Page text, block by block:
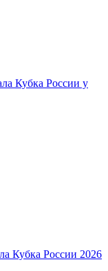
Кубка России у
Кубка России 2026